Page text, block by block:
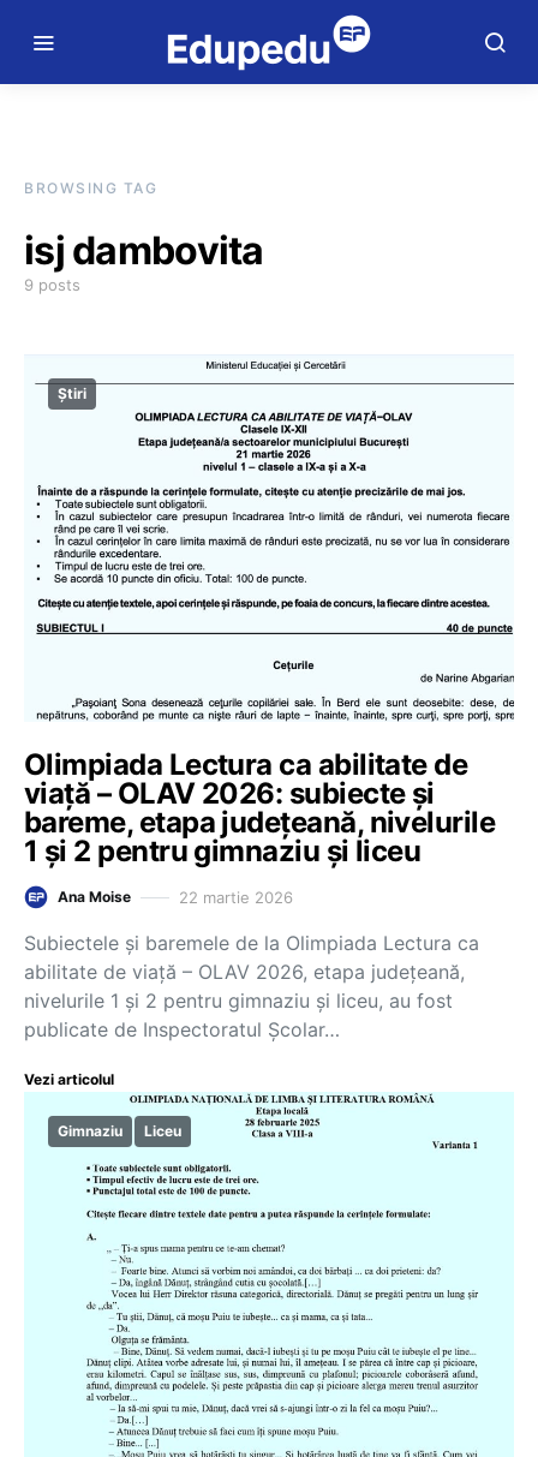
BROWSING TAG
isj dambovita
9 posts
Știri
Olimpiada Lectura ca abilitate de
viață – OLAV 2026: subiecte și
bareme, etapa județeană, nivelurile
1 și 2 pentru gimnaziu și liceu
Ana Moise 22 martie 2026
Subiectele și baremele de la Olimpiada Lectura ca
abilitate de viață – OLAV 2026, etapa județeană,
nivelurile 1 și 2 pentru gimnaziu și liceu, au fost
publicate de Inspectoratul Școlar…
Vezi articolul
Gimnaziu Liceu